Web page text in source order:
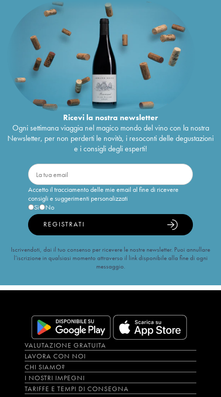
Ricevi la nostra newsletter
Ogni settimana viaggia nel magico mondo del vino con la nostra
Newsletter, per non perderti le novità, i resoconti delle degustazioni
e i consigli degli esperti!
Accetto il tracciamento delle mie email al fine di ricevere
consigli e suggerimenti personalizzati
Sì
No
REGISTRATI
Iscrivendoti, dai il tuo consenso per ricevere le nostre newsletter. Puoi annullare
l’iscrizione in qualsiasi momento attraverso il link disponibile alla fine di ogni
messaggio.
VALUTAZIONE GRATUITA
LAVORA CON NOI
CHI SIAMO?
I NOSTRI IMPEGNI
TARIFFE E TEMPI DI CONSEGNA